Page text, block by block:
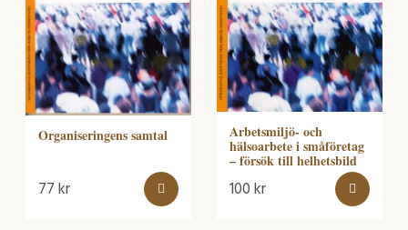
Organiseringens samtal
77kr
Arbetsmiljö- och
hälsoarbete i småföretag
– försök till helhetsbild
100kr